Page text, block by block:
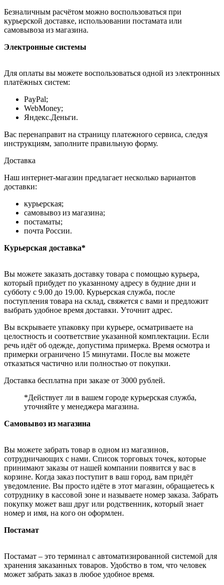
Безналичным расчётом можно воспользоваться при
курьерской доставке, использовании постамата или
самовывоза из магазина.
Электронные системы
Для оплаты вы можете воспользоваться одной из электронных
платёжных систем:
PayPal;
WebMoney;
Яндекс.Деньги.
Вас перенаправит на страницу платежного сервиса, следуя
инструкциям, заполните правильную форму.
Доставка
Наш интернет-магазин предлагает несколько вариантов
доставки:
курьерская;
самовывоз из магазина;
постаматы;
почта России.
Курьерская доставка*
Вы можете заказать доставку товара с помощью курьера,
который прибудет по указанному адресу в будние дни и
субботу с 9.00 до 19.00. Курьерская служба, после
поступления товара на склад, свяжется с вами и предложит
выбрать удобное время доставки. Уточнит адрес.
Вы вскрываете упаковку при курьере, осматриваете на
целостность и соответствие указанной комплектации. Если
речь идёт об одежде, допустима примерка. Время осмотра и
примерки ограничено 15 минутами. После вы можете
отказаться частично или полностью от покупки.
Доставка бесплатна при заказе от 3000 рублей.
*Действует ли в вашем городе курьерская служба,
уточняйте у менеджера магазина.
Самовывоз из магазина
Вы можете забрать товар в одном из магазинов,
сотрудничающих с нами. Список торговых точек, которые
принимают заказы от нашей компании появится у вас в
корзине. Когда заказ поступит в ваш город, вам придёт
уведомление. Вы просто идёте в этот магазин, обращаетесь к
сотруднику в кассовой зоне и называете номер заказа. Забрать
покупку может ваш друг или родственник, который знает
номер и имя, на кого он оформлен.
Постамат
Постамат – это терминал с автоматизированной системой для
хранения заказанных товаров. Удобство в том, что человек
может забрать заказ в любое удобное время.